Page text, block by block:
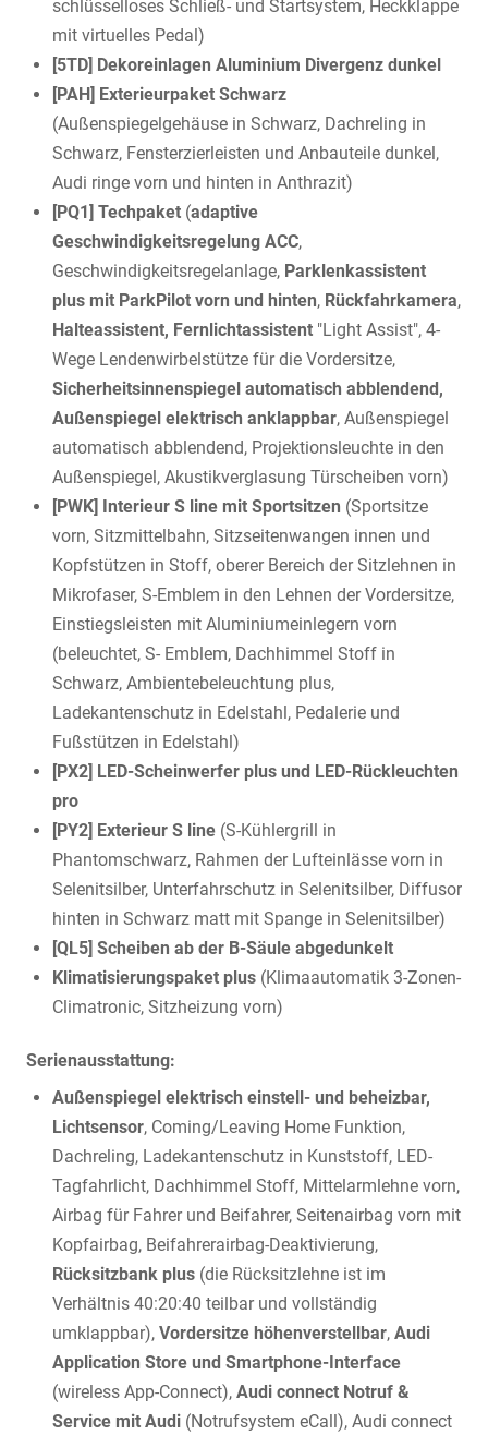
schlüsselloses Schließ- und Startsystem, Heckklappe
mit virtuelles Pedal)
[5TD] Dekoreinlagen Aluminium Divergenz dunkel
[PAH] Exterieurpaket Schwarz
(Außenspiegelgehäuse in Schwarz, Dachreling in
Schwarz, Fensterzierleisten und Anbauteile dunkel,
Audi ringe vorn und hinten in Anthrazit)
[PQ1] Techpaket (adaptive
Geschwindigkeitsregelung ACC,
Geschwindigkeitsregelanlage, Parklenkassistent
plus mit ParkPilot vorn und hinten, Rückfahrkamera,
Halteassistent, Fernlichtassistent "Light Assist", 4-
Wege Lendenwirbelstütze für die Vordersitze,
Sicherheitsinnenspiegel automatisch abblendend,
Außenspiegel elektrisch anklappbar, Außenspiegel
automatisch abblendend, Projektionsleuchte in den
Außenspiegel, Akustikverglasung Türscheiben vorn)
[PWK] Interieur S line mit Sportsitzen (Sportsitze
vorn, Sitzmittelbahn, Sitzseitenwangen innen und
Kopfstützen in Stoff, oberer Bereich der Sitzlehnen in
Mikrofaser, S-Emblem in den Lehnen der Vordersitze,
Einstiegsleisten mit Aluminiumeinlegern vorn
(beleuchtet, S- Emblem, Dachhimmel Stoff in
Schwarz, Ambientebeleuchtung plus,
Ladekantenschutz in Edelstahl, Pedalerie und
Fußstützen in Edelstahl)
[PX2] LED-Scheinwerfer plus und LED-Rückleuchten
pro
[PY2] Exterieur S line (S-Kühlergrill in
Phantomschwarz, Rahmen der Lufteinlässe vorn in
Selenitsilber, Unterfahrschutz in Selenitsilber, Diffusor
hinten in Schwarz matt mit Spange in Selenitsilber)
[QL5] Scheiben ab der B-Säule abgedunkelt
Klimatisierungspaket plus (Klimaautomatik 3-Zonen-
Climatronic, Sitzheizung vorn)
Serienausstattung:
Außenspiegel elektrisch einstell- und beheizbar,
Lichtsensor, Coming/Leaving Home Funktion,
Dachreling, Ladekantenschutz in Kunststoff, LED-
Tagfahrlicht, Dachhimmel Stoff, Mittelarmlehne vorn,
Airbag für Fahrer und Beifahrer, Seitenairbag vorn mit
Kopfairbag, Beifahrerairbag-Deaktivierung,
Rücksitzbank plus (die Rücksitzlehne ist im
Verhältnis 40:20:40 teilbar und vollständig
umklappbar), Vordersitze höhenverstellbar, Audi
Application Store und Smartphone-Interface
(wireless App-Connect), Audi connect Notruf &
Service mit Audi (Notrufsystem eCall), Audi connect